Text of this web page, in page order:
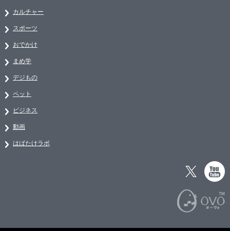
カルチャー
スポーツ
おでかけ
まめ学
デジもの
ペット
ビジネス
動画
はばたけラボ